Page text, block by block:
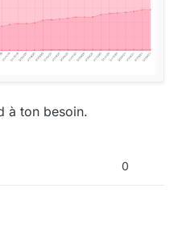
à ton besoin.
0